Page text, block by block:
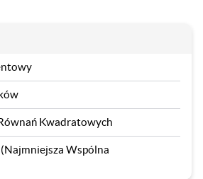
Kwadratowych
Wspólna